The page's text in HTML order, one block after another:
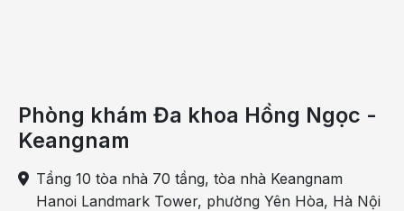
Phòng khám Đa khoa Hồng Ngọc -
Keangnam
Tầng 10 tòa nhà 70 tầng, tòa nhà Keangnam
Hanoi Landmark Tower, phường Yên Hòa, Hà Nội